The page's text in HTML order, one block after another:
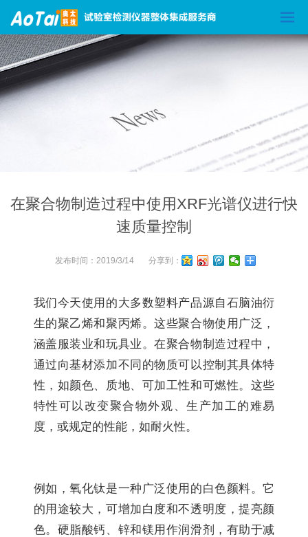
在聚合物制造过程中使用XRF光谱仪进行快
速质量控制
发布时间： 2019/3/14 分享到：
我们今天使用的大多数塑料产品源自石脑油衍
生的聚乙烯和聚丙烯。这些聚合物使用广泛，
涵盖服装业和玩具业。在聚合物制造过程中，
通过向基材添加不同的物质可以控制其具体特
性，如颜色、质地、可加工性和可燃性。这些
特性可以改变聚合物外观、生产加工的难易
度，或规定的性能，如耐火性。
例如，氧化钛是一种广泛使用的白色颜料。它
的用途较大，可增加白度和不透明度，提亮颜
色。硬脂酸钙、锌和镁用作润滑剂，有助于减